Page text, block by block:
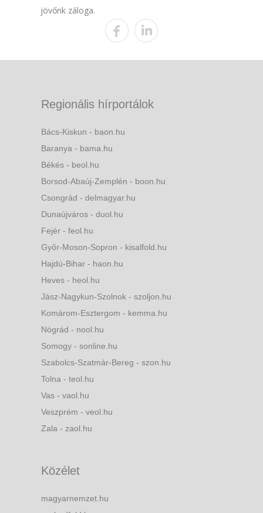
jövőnk záloga.
Regionális hírportálok
Bács-Kiskun - baon.hu
Baranya - bama.hu
Békés - beol.hu
Borsod-Abaúj-Zemplén - boon.hu
Csongrád - delmagyar.hu
Dunaújváros - duol.hu
Fejér - feol.hu
Győr-Moson-Sopron - kisalfold.hu
Hajdú-Bihar - haon.hu
Heves - heol.hu
Jász-Nagykun-Szolnok - szoljon.hu
Komárom-Esztergom - kemma.hu
Nógrád - nool.hu
Somogy - sonline.hu
Szabolcs-Szatmár-Bereg - szon.hu
Tolna - teol.hu
Vas - vaol.hu
Veszprém - veol.hu
Zala - zaol.hu
Közélet
magyarnemzet.hu